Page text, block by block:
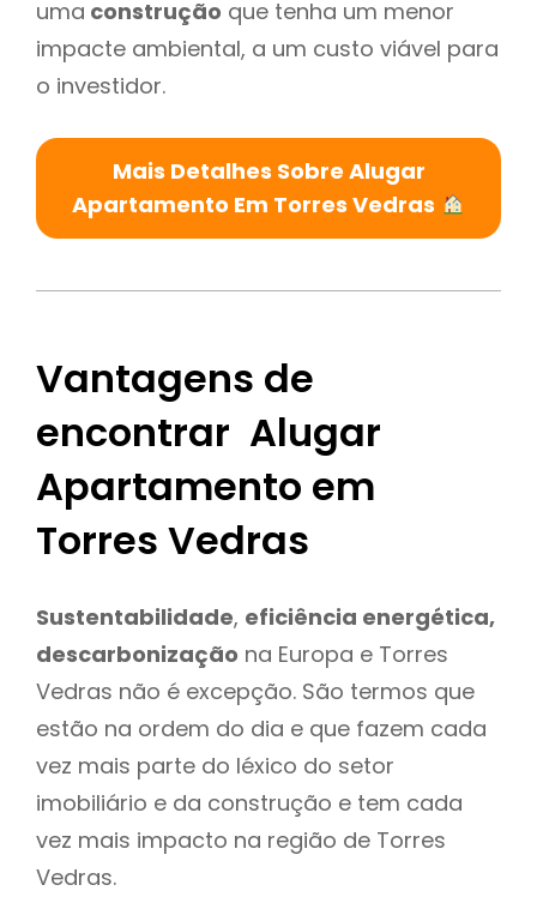
uma construção que tenha um menor
impacte ambiental, a um custo viável para
o investidor.
Mais Detalhes Sobre Alugar
Apartamento Em Torres Vedras
Vantagens de
encontrar Alugar
Apartamento em
Torres Vedras
Sustentabilidade, eficiência energética,
descarbonização na Europa e Torres
Vedras não é excepção. São termos que
estão na ordem do dia e que fazem cada
vez mais parte do léxico do setor
imobiliário e da construção e tem cada
vez mais impacto na região de Torres
Vedras.